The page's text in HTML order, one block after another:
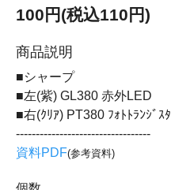
100円(税込110円)
商品説明
■シャープ
■左(紫) GL380 赤外LED
■右(ｸﾘｱ) PT380 ﾌｫﾄﾄﾗﾝｼﾞｽﾀ
----------------------------------
資料PDF(参考資料)